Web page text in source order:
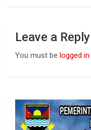
Leave a Reply
You must be logged in